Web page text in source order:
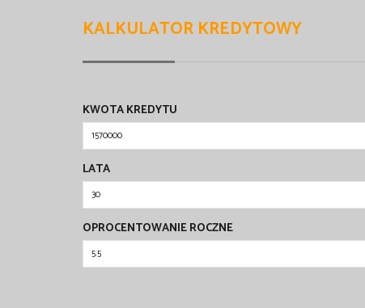
KALKULATOR KREDYTOWY
KWOTA KREDYTU
LATA
OPROCENTOWANIE ROCZNE